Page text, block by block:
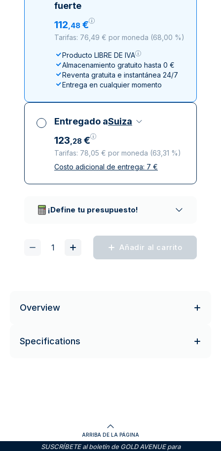
fuerte
112,48 €
Tarifas: 76,49 € por moneda (68,00 %)
Producto LIBRE DE IVA
Almacenamiento gratuito hasta 0 €
Reventa gratuita e instantánea 24/7
Entrega en cualquier momento
Entregado aSuiza
123,28 €
Tarifas: 78,05 € por moneda (63,31 %)
Impuestos incluidos
Costo adicional de entrega: 7 €
¡Define tu presupuesto!
Añadir al carrito
Overview
Specifications
ARRIBA DE LA PÁGINA
SUSCRÍBETE al boletín de GOLD AVENUE para